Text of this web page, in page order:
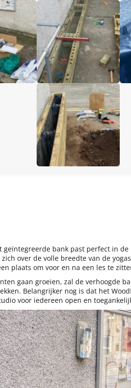
geïntegreerde bank past perfect in
over de volle breedte van de
plaats om voor en na een les te
gaan groeien, zal de verhoogde
Belangrijker nog is dat het
voor iedereen open en